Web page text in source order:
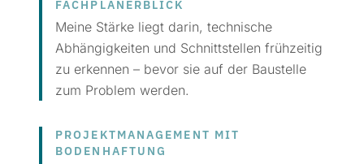
FACHPLANERBLICK
Meine Stärke liegt darin, technische
Abhängigkeiten und Schnittstellen frühzeitig
zu erkennen – bevor sie auf der Baustelle
zum Problem werden.
PROJEKT­MANAGEMENT MIT
BODENHAFTUNG